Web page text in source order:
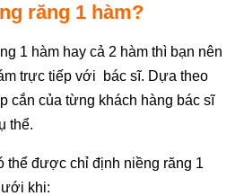
răng 1 hàm?
1 hàm hay cả 2 hàm thì bạn nên
trực tiếp với bác sĩ. Dựa theo
cắn của từng khách hàng bác sĩ
thể.
thể được chỉ định niềng răng 1
khi: